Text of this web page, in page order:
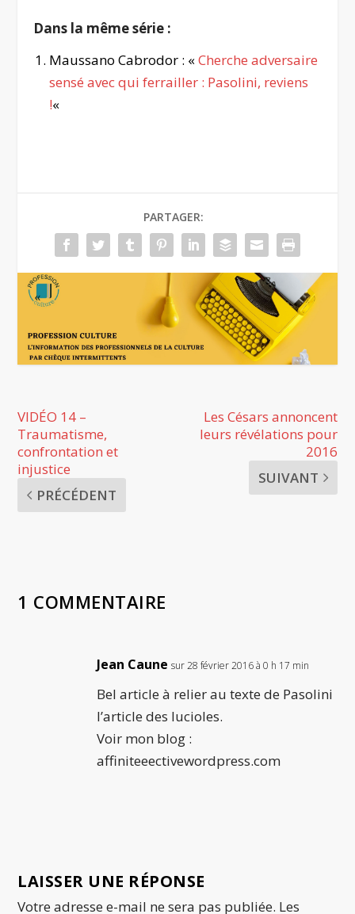
Dans la même série :
Maussano Cabrodor : «Cherche adversaire
sensé avec qui ferrailler : Pasolini, reviens
!«
PARTAGER:
VIDÉO 14 –
Traumatisme,
confrontation et
injustice
PRÉCÉDENT
Les Césars annoncent
leurs révélations pour
2016
SUIVANT
1 COMMENTAIRE
Jean Caune sur 28 février 2016 à 0 h 17 min
Bel article à relier au texte de Pasolini
l’article des lucioles.
Voir mon blog :
affiniteeectivewordpress.com
LAISSER UNE RÉPONSE
Votre adresse e-mail ne sera pas publiée. Les